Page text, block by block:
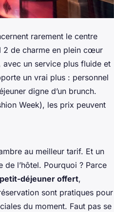
rarement le centre
2 de charme en plein cœur
avec un service plus fluide et
un vrai plus : personnel
digne d’un brunch.
Week), les prix peuvent
au meilleur tarif. Et un
l’hôtel. Pourquoi ? Parce
petit-déjeuner offert,
sont pratiques pour
du moment. Faut pas se